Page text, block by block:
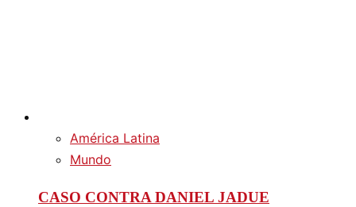
América Latina
Mundo
CASO CONTRA DANIEL JADUE